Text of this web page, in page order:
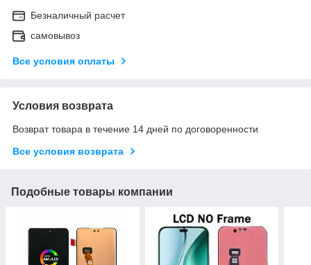
Безналичный расчет
самовывоз
Все условия оплаты
Условия возврата
Возврат товара в течение 14 дней по договоренности
Все условия возврата
Подобные товары компании